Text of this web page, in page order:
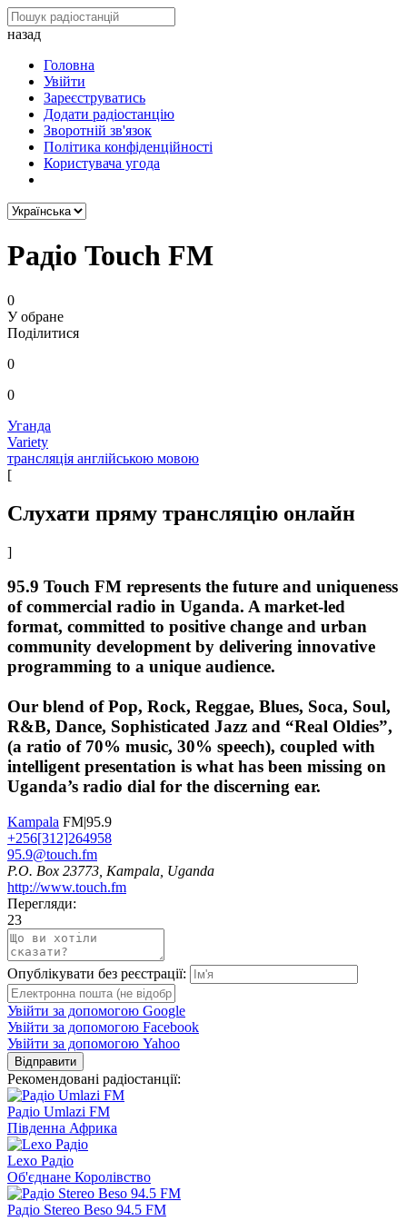
назад
Головна
Увійти
Зареєструватись
Додати радіостанцію
Зворотній зв'язок
Політика конфіденційності
Користувача угода
Радіо Touch FM
0
У обране
Поділитися
0
0
Уганда
Variety
трансляція англійською мовою
[
Слухати пряму трансляцію онлайн
]
95.9 Touch FM represents the future and uniqueness
of commercial radio in Uganda. A market-led
format, committed to positive change and urban
community development by delivering innovative
programming to a unique audience.
Our blend of Pop, Rock, Reggae, Blues, Soca, Soul,
R&B, Dance, Sophisticated Jazz and “Real Oldies”,
(a ratio of 70% music, 30% speech), coupled with
intelligent presentation is what has been missing on
Uganda’s radio dial for the discerning ear.
Kampala FM|95.9
+256[312]264958
95.9@touch.fm
P.O. Box 23773, Kampala, Uganda
http://www.touch.fm
Перегляди:
23
Опублікувати без реєстрації:
Увійти за допомогою Google
Увійти за допомогою Facebook
Увійти за допомогою Yahoo
Відправити
Рекомендовані радіостанції:
Радіо Umlazi FM
Південна Африка
Lexo Радіо
Об'єднане Королівство
Радіо Stereo Beso 94.5 FM